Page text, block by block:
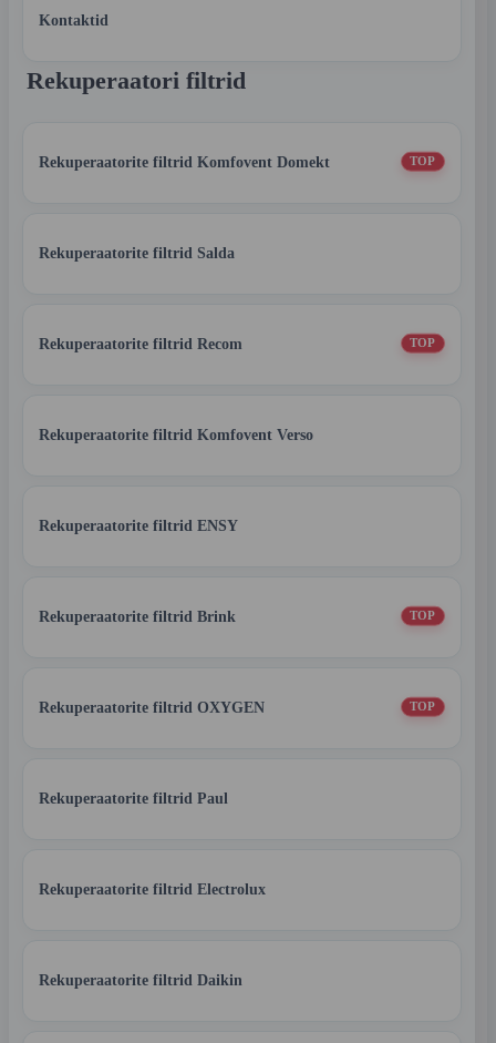
Kontaktid
Rekuperaatori filtrid
Rekuperaatorite filtrid Komfovent Domekt TOP
Rekuperaatorite filtrid Salda
Rekuperaatorite filtrid Recom TOP
Rekuperaatorite filtrid Komfovent Verso
Rekuperaatorite filtrid ENSY
Rekuperaatorite filtrid Brink TOP
Rekuperaatorite filtrid OXYGEN TOP
Rekuperaatorite filtrid Paul
Rekuperaatorite filtrid Electrolux
Rekuperaatorite filtrid Daikin